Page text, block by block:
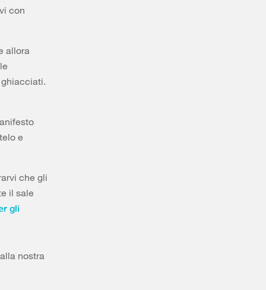
con
allora
e
che gli
il sale
gli
nostra